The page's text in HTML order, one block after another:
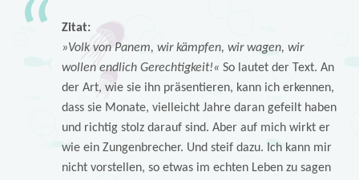
Zitat:
»Volk von Panem, wir kämpfen, wir wagen, wir
wollen endlich Gerechtigkeit!« So lautet der Text. An
der Art, wie sie ihn präsentieren, kann ich erkennen,
dass sie Monate, vielleicht Jahre daran gefeilt haben
und richtig stolz darauf sind. Aber auf mich wirkt er
wie ein Zungenbrecher. Und steif dazu. Ich kann mir
nicht vorstellen, so etwas im echten Leben zu sagen